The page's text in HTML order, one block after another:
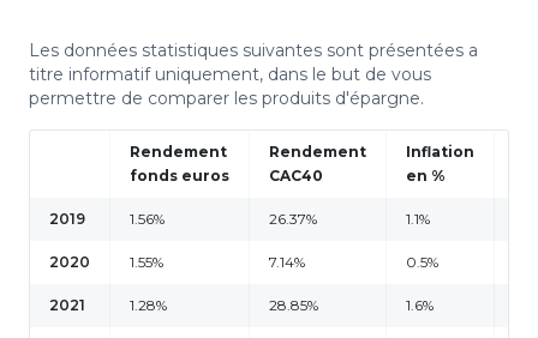
Les données statistiques suivantes sont présentées a
titre informatif uniquement, dans le but de vous
permettre de comparer les produits d'épargne.
Rendement
fonds euros
Rendement
CAC40
Inflation
en %
2019 1.56% 26.37% 1.1%
2020 1.55% 7.14% 0.5%
2021 1.28% 28.85% 1.6%